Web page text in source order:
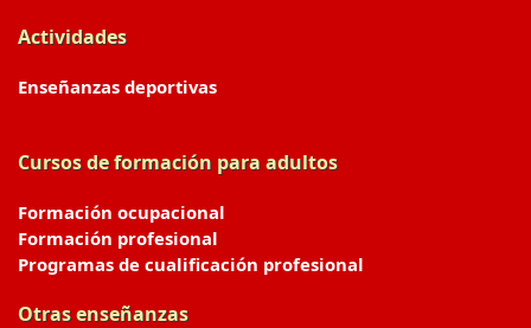
Actividades
Enseñanzas deportivas
Cursos de formación para adultos
Formación ocupacional
Formación profesional
Programas de cualificación profesional
Otras enseñanzas